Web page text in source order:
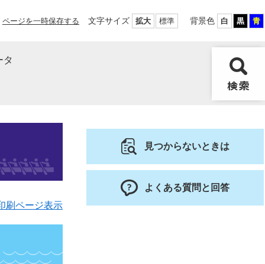
ページを一時保存する 文字サイズ 拡大 標準 背景色 白 黒 青
タ
刷ページ表示
見つからないときは
よくある質問と回答